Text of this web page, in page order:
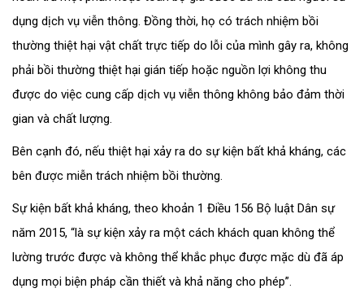
dụng dịch vụ viễn thông. Đồng thời, họ có trách nhiệm bồi
thường thiệt hại vật chất trực tiếp do lỗi của mình gây ra, không
phải bồi thường thiệt hại gián tiếp hoặc nguồn lợi không thu
được do việc cung cấp dịch vụ viễn thông không bảo đảm thời
gian và chất lượng.
Bên cạnh đó, nếu thiệt hại xảy ra do sự kiện bất khả kháng, các
bên được miễn trách nhiệm bồi thường.
Sự kiện bất khả kháng, theo khoản 1 Điều 156 Bộ luật Dân sự
năm 2015, “là sự kiện xảy ra một cách khách quan không thể
lường trước được và không thể khắc phục được mặc dù đã áp
dụng mọi biện pháp cần thiết và khả năng cho phép”.